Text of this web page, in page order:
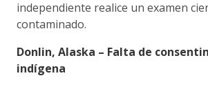
independiente realice un examen
contaminado.
Donlin, Alaska – Falta de
indígena